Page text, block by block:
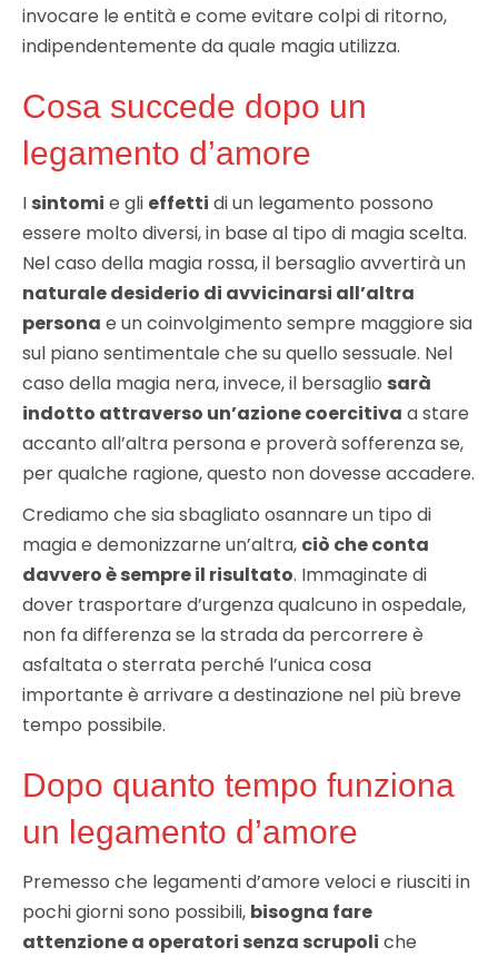
invocare le entità e come evitare colpi di ritorno,
indipendentemente da quale magia utilizza.
Cosa succede dopo un
legamento d’amore
I sintomi e gli effetti di un legamento possono
essere molto diversi, in base al tipo di magia scelta.
Nel caso della magia rossa, il bersaglio avvertirà un
naturale desiderio di avvicinarsi all’altra
persona e un coinvolgimento sempre maggiore sia
sul piano sentimentale che su quello sessuale. Nel
caso della magia nera, invece, il bersaglio sarà
indotto attraverso un’azione coercitiva a stare
accanto all’altra persona e proverà sofferenza se,
per qualche ragione, questo non dovesse accadere.
Crediamo che sia sbagliato osannare un tipo di
magia e demonizzarne un’altra, ciò che conta
davvero è sempre il risultato. Immaginate di
dover trasportare d’urgenza qualcuno in ospedale,
non fa differenza se la strada da percorrere è
asfaltata o sterrata perché l’unica cosa
importante è arrivare a destinazione nel più breve
tempo possibile.
Dopo quanto tempo funziona
un legamento d’amore
Premesso che legamenti d’amore veloci e riusciti in
pochi giorni sono possibili, bisogna fare
attenzione a operatori senza scrupoli che